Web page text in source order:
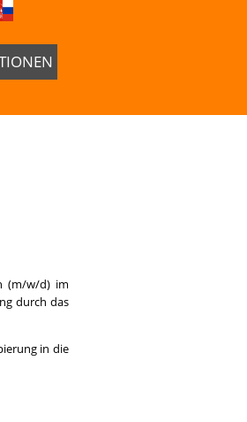
(m/w/d) im
durch das
in die